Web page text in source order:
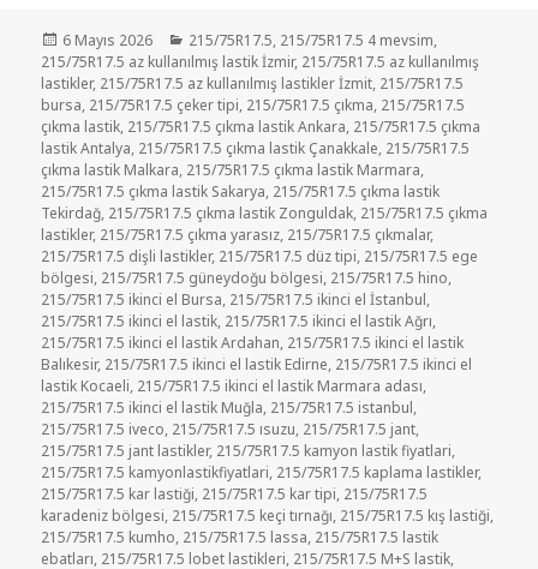
Yayın
tarihi
6 Mayıs 2026 Kategoriler
215/75R17.5, 215/75R17.5 4 mevsim,
215/75R17.5 az kullanılmış lastik İzmir, 215/75R17.5 az kullanılmış
lastikler, 215/75R17.5 az kullanılmış lastikler İzmit, 215/75R17.5
bursa, 215/75R17.5 çeker tipi, 215/75R17.5 çıkma, 215/75R17.5
çıkma lastik, 215/75R17.5 çıkma lastik Ankara, 215/75R17.5 çıkma
lastik Antalya, 215/75R17.5 çıkma lastik Çanakkale, 215/75R17.5
çıkma lastik Malkara, 215/75R17.5 çıkma lastik Marmara,
215/75R17.5 çıkma lastik Sakarya, 215/75R17.5 çıkma lastik
Tekirdağ, 215/75R17.5 çıkma lastik Zonguldak, 215/75R17.5 çıkma
lastikler, 215/75R17.5 çıkma yarasız, 215/75R17.5 çıkmalar,
215/75R17.5 dişli lastikler, 215/75R17.5 düz tipi, 215/75R17.5 ege
bölgesi, 215/75R17.5 güneydoğu bölgesi, 215/75R17.5 hino,
215/75R17.5 ikinci el Bursa, 215/75R17.5 ikinci el İstanbul,
215/75R17.5 ikinci el lastik, 215/75R17.5 ikinci el lastik Ağrı,
215/75R17.5 ikinci el lastik Ardahan, 215/75R17.5 ikinci el lastik
Balıkesir, 215/75R17.5 ikinci el lastik Edirne, 215/75R17.5 ikinci el
lastik Kocaeli, 215/75R17.5 ikinci el lastik Marmara adası,
215/75R17.5 ikinci el lastik Muğla, 215/75R17.5 istanbul,
215/75R17.5 iveco, 215/75R17.5 ısuzu, 215/75R17.5 jant,
215/75R17.5 jant lastikler, 215/75R17.5 kamyon lastik fiyatlari,
215/75R17.5 kamyonlastikfiyatlari, 215/75R17.5 kaplama lastikler,
215/75R17.5 kar lastiği, 215/75R17.5 kar tipi, 215/75R17.5
karadeniz bölgesi, 215/75R17.5 keçi tırnağı, 215/75R17.5 kış lastiği,
215/75R17.5 kumho, 215/75R17.5 lassa, 215/75R17.5 lastik
ebatları, 215/75R17.5 lobet lastikleri, 215/75R17.5 M+S lastik,